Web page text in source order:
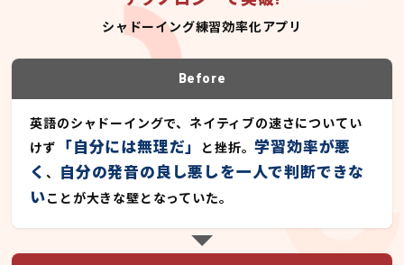
シャドーイング練習効率化アプリ
Before
英語のシャドーイングで、ネイティブの速さについてい
けず
「自分には無理だ」 と挫折。学習効率が悪
く、
自分の発音の良し悪しを一人で判断できな
いことが大きな壁となっていた。